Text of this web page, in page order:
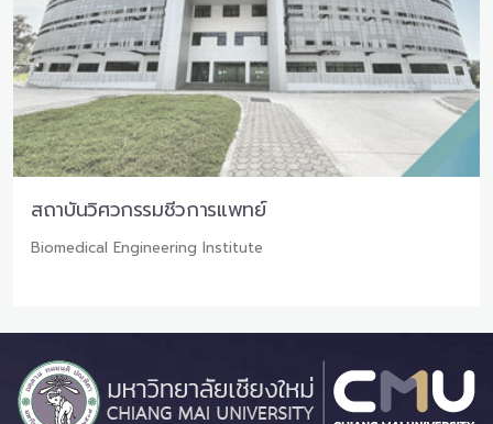
สถาบันวิศวกรรมชีวการแพทย์
Biomedical Engineering Institute